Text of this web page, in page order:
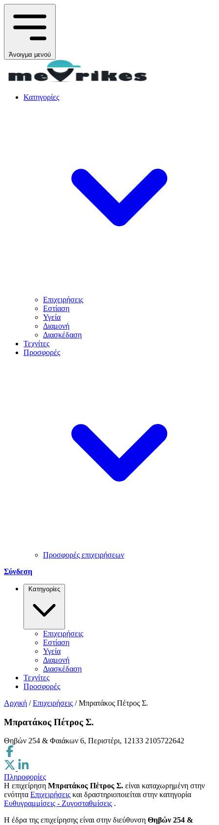
Άνοιγμα μενού
Κατηγορίες
Επιχειρήσεις
Εστίαση
Υγεία
Διαμονή
Διασκέδαση
Τεχνίτες
Προσφορές
Προσφορές επιχειρήσεων
Σύνδεση
Κατηγορίες
Επιχειρήσεις
Εστίαση
Υγεία
Διαμονή
Διασκέδαση
Τεχνίτες
Προσφορές
Αρχική / Επιχειρήσεις / Μπρατάκος Πέτρος Σ.
Μπρατάκος Πέτρος Σ.
Θηβών 254 & Φαιάκων 6, Περιστέρι, 12133 2105722642
Πληροφορίες
Η επιχείρηση Μπρατάκος Πέτρος Σ. είναι καταχωρημένη στην
ενότητα Επιχειρήσεις και δραστηριοποιείται στην κατηγορία
Ευθυγραμμίσεις - Ζυγοσταθμίσεις .
H έδρα της επιχείρησης είναι στην διεύθυνση Θηβών 254 &